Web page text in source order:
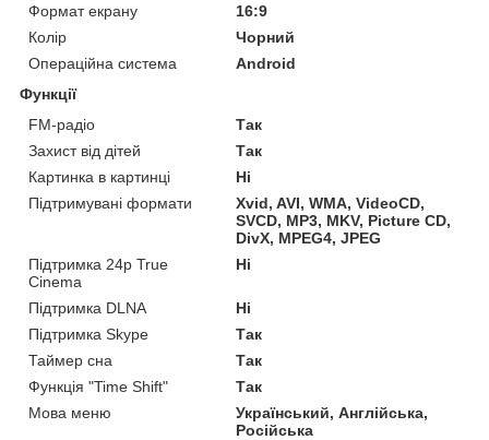
Формат екрану
16:9
Колір
Чорний
Операційна система
Android
Функції
FM-радіо
Так
Захист від дітей
Так
Картинка в картинці
Ні
Підтримувані формати
Xvid, AVI, WMA, VideoCD,
SVCD, MP3, MKV, Picture CD,
DivX, MPEG4, JPEG
Підтримка 24p True
Cinema
Ні
Підтримка DLNA
Ні
Підтримка Skype
Так
Таймер сна
Так
Функція "Time Shift"
Так
Мова меню
Український, Англійська,
Російська